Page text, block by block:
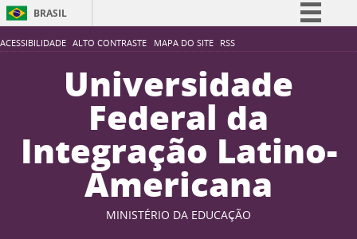
ACESSIBILIDADE ALTO CONTRASTE MAPA DO SITE RSS
BRASIL
Simplifique!
Participe
Acesso à informação
Legislação
Canais
Universidade
Federal da
Integração Latino-
Americana
MINISTÉRIO DA EDUCAÇÃO